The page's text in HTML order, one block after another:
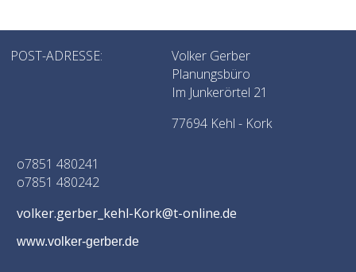
POST-ADRESSE:
Volker Gerber
Planungsbüro
Im Junkerörtel 21
77694 Kehl - Kork
o7851 480241
o7851 480242
volker.gerber_kehl-Kork@t-online.de
www.volker-gerber.de